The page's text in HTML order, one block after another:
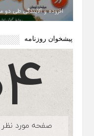
افزوده و آلایندگی طی دو ماهه نخست
پیشخوان روزنامه